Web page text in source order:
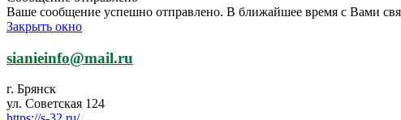
Ваше сообщение успешно отправлено. В ближайшее время с Вами
Закрыть окно
sianieinfo@mail.ru
г. Брянск
ул. Советская 124